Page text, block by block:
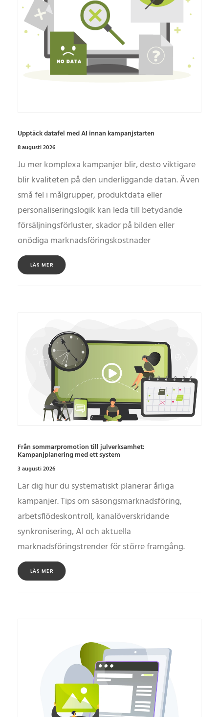
Upptäck datafel med AI innan kampanjstarten
8 augusti 2026
Ju mer komplexa kampanjer blir, desto viktigare
blir kvaliteten på den underliggande datan. Även
små fel i målgrupper, produktdata eller
personaliseringslogik kan leda till betydande
försäljningsförluster, skador på bilden eller
onödiga marknadsföringskostnader
LÄS MER
Från sommarpromotion till julverksamhet:
Kampanjplanering med ett system
3 augusti 2026
Lär dig hur du systematiskt planerar årliga
kampanjer. Tips om säsongsmarknadsföring,
arbetsflödeskontroll, kanalöverskridande
synkronisering, AI och aktuella
marknadsföringstrender för större framgång.
LÄS MER